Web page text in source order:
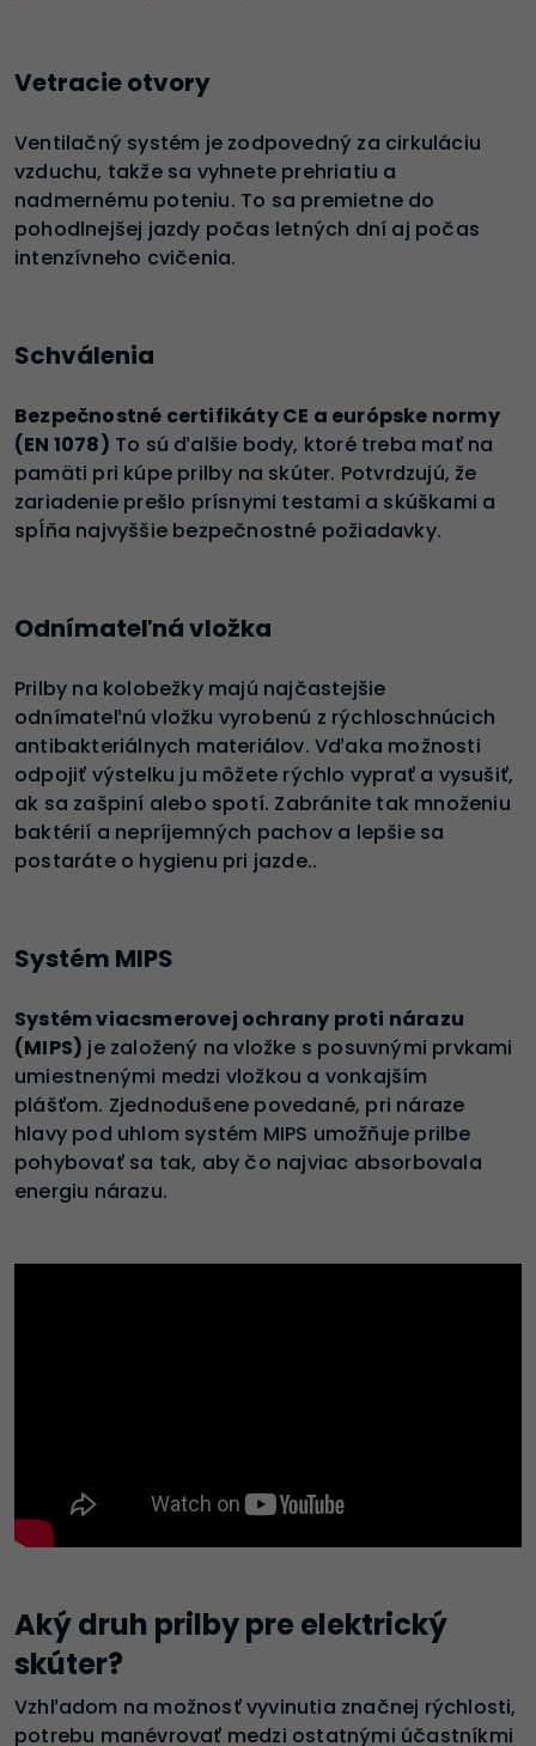
Vetracie otvory
Ventilačný systém je zodpovedný za cirkuláciu
vzduchu, takže sa vyhnete prehriatiu a
nadmernému poteniu. To sa premietne do
pohodlnejšej jazdy počas letných dní aj počas
intenzívneho cvičenia.
Schválenia
Bezpečnostné certifikáty CE a európske normy
(EN 1078) To sú ďalšie body, ktoré treba mať na
pamäti pri kúpe prilby na skúter. Potvrdzujú, že
zariadenie prešlo prísnymi testami a skúškami a
spĺňa najvyššie bezpečnostné požiadavky.
Odnímateľná vložka
Prilby na kolobežky majú najčastejšie
odnímateľnú vložku vyrobenú z rýchloschnúcich
antibakteriálnych materiálov. Vďaka možnosti
odpojiť výstelku ju môžete rýchlo vyprať a vysušiť,
ak sa zašpiní alebo spotí. Zabránite tak množeniu
baktérií a nepríjemných pachov a lepšie sa
postaráte o hygienu pri jazde..
Systém MIPS
Systém viacsmerovej ochrany proti nárazu
(MIPS) je založený na vložke s posuvnými prvkami
umiestnenými medzi vložkou a vonkajším
plášťom. Zjednodušene povedané, pri náraze
hlavy pod uhlom systém MIPS umožňuje prilbe
pohybovať sa tak, aby čo najviac absorbovala
energiu nárazu.
Aký druh prilby pre elektrický
skúter?
Vzhľadom na možnosť vyvinutia značnej rýchlosti,
potrebu manévrovať medzi ostatnými účastníkmi